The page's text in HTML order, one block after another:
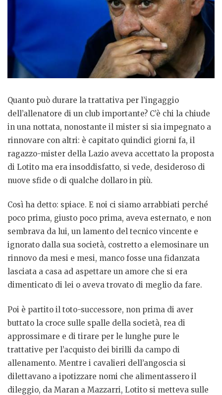
Quanto può durare la trattativa per l’ingaggio
dell’allenatore di un club importante? C’è chi la chiude
in una nottata, nonostante il mister si sia impegnato a
rinnovare con altri: è capitato quindici giorni fa, il
ragazzo-mister della Lazio aveva accettato la proposta
di Lotito ma era insoddisfatto, si vede, desideroso di
nuove sfide o di qualche dollaro in più.
Così ha detto: spiace. E noi ci siamo arrabbiati perché
poco prima, giusto poco prima, aveva esternato, e non
sembrava da lui, un lamento del tecnico vincente e
ignorato dalla sua società, costretto a elemosinare un
rinnovo da mesi e mesi, manco fosse una fidanzata
lasciata a casa ad aspettare un amore che si era
dimenticato di lei o aveva trovato di meglio da fare.
Poi è partito il toto-successore, non prima di aver
buttato la croce sulle spalle della società, rea di
approssimare e di tirare per le lunghe pure le
trattative per l’acquisto dei birilli da campo di
allenamento. Mentre i cavalieri dell’angoscia si
dilettavano a ipotizzare nomi che alimentassero il
dileggio, da Maran a Mazzarri, Lotito si metteva sulle